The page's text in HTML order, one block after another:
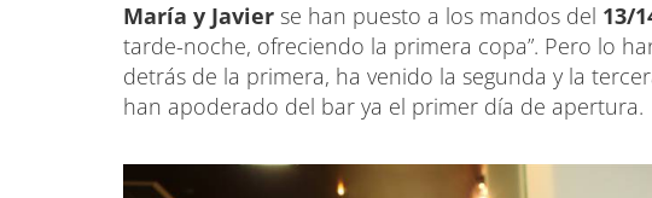
María y Javier se han puesto a los mandos del 13/
tarde-noche, ofreciendo la primera copa”. Pero lo
detrás de la primera, ha venido la segunda y la
han apoderado del bar ya el primer día de apertura.